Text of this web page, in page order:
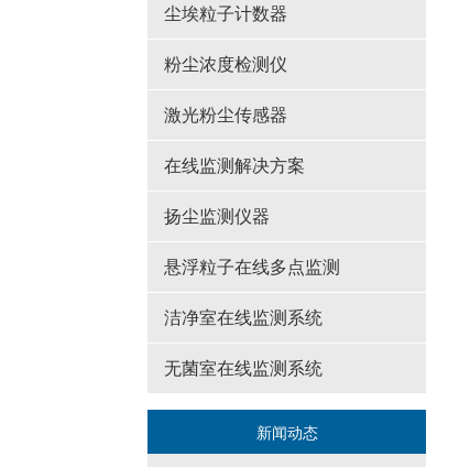
尘埃粒子计数器
粉尘浓度检测仪
激光粉尘传感器
在线监测解决方案
扬尘监测仪器
悬浮粒子在线多点监测
洁净室在线监测系统
无菌室在线监测系统
新闻动态